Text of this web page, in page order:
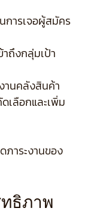
การเจอผู้สมัคร
าถึงกลุ่มเป้า
านคลังสินค้า
เลือกและเพิ่ม
ภาระงานของ
ธิภาพ